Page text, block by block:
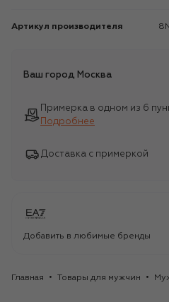
Артикул производителя
Ваш город Москва
Примерка в одном из 6
Подробнее
Доставка с примеркой
Добавить в любимые бренды
Главная Товары для мужчин